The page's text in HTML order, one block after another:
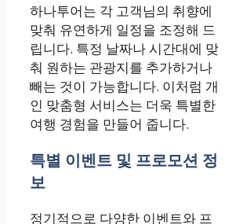
하나투어는 각 고객님의 취향에
맞춰 유연하게 일정을 조정해 드
립니다. 특정 날짜나 시간대에 맞
춰 원하는 관광지를 추가하거나
빼는 것이 가능합니다. 이처럼 개
인 맞춤형 서비스는 더욱 특별한
여행 경험을 만들어 줍니다.
특별 이벤트 및 프로모션 정
보
정기적으로 다양한 이벤트와 프